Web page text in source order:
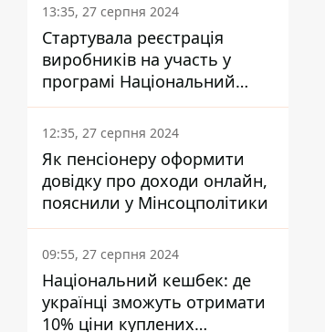
13:35, 27 серпня 2024
Стартувала реєстрація
виробників на участь у
програмі Національний
кешбек: як це зробити
через портал Дія
12:35, 27 серпня 2024
Як пенсіонеру оформити
довідку про доходи онлайн,
пояснили у Мінсоцполітики
09:55, 27 серпня 2024
Національний кешбек: де
українці зможуть отримати
10% ціни куплених